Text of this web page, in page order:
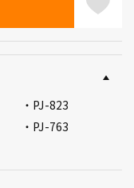
PJ-823
PJ-763